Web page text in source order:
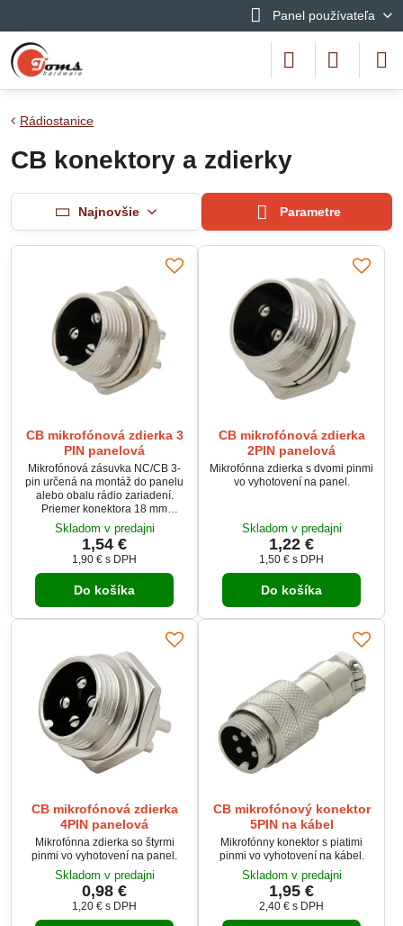
Panel používateľa
Rádiostanice
CB konektory a zdierky
Najnovšie Parametre
CB mikrofónová zdierka 3
PIN panelová
Mikrofónová zásuvka NC/CB 3-
pin určená na montáž do panelu
alebo obalu rádio zariadení.
Priemer konektora 18 mm
zabezpečuje kompatibilitu s
väčšinou CB a NC rádií.
Spoľahlivá kovová konštrukcia
zaručuje stabilné pripojenie
mikrofónu. Ideálna na opravy,
úpravy alebo výrobu vlastných
Skladom v predajni
1,54 €
1,90 € s DPH
Do košíka
CB mikrofónová zdierka
2PIN panelová
Mikrofónna zdierka s dvomi pinmi
vo vyhotovení na panel.
Skladom v predajni
1,22 €
1,50 € s DPH
Do košíka
CB mikrofónová zdierka
4PIN panelová
Mikrofónna zdierka so štyrmi
pinmi vo vyhotovení na panel.
Skladom v predajni
0,98 €
1,20 € s DPH
CB mikrofónový konektor
5PIN na kábel
Mikrofónny konektor s piatimi
pinmi vo vyhotovení na kábel.
Skladom v predajni
1,95 €
2,40 € s DPH